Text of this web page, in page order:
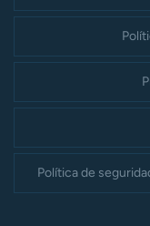
Política de